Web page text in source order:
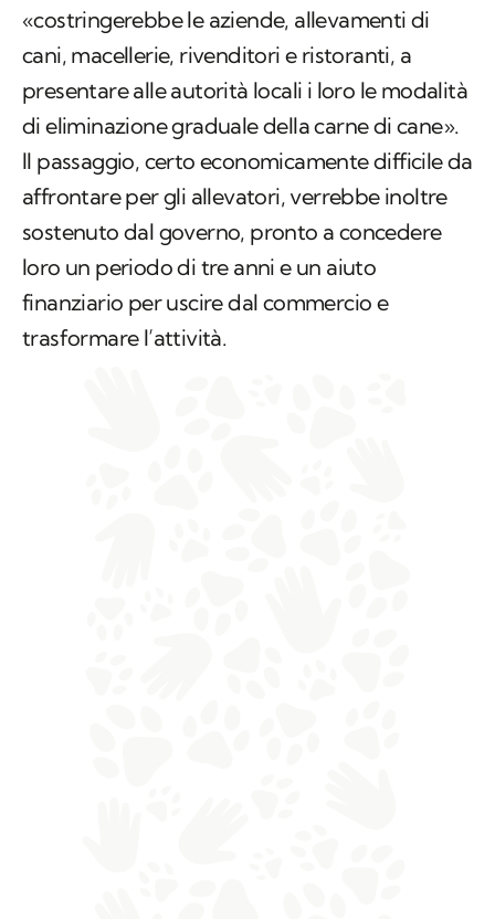
«costringerebbe le aziende, allevamenti di
cani, macellerie, rivenditori e ristoranti, a
presentare alle autorità locali i loro le modalità
di eliminazione graduale della carne di cane».
Il passaggio, certo economicamente difficile da
affrontare per gli allevatori, verrebbe inoltre
sostenuto dal governo, pronto a concedere
loro un periodo di tre anni e un aiuto
finanziario per uscire dal commercio e
trasformare l’attività.